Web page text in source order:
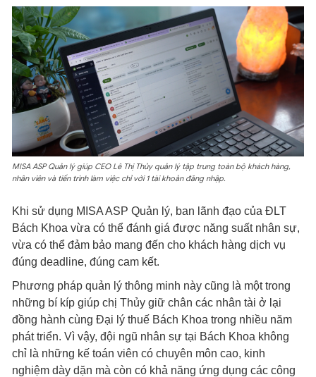
MISA ASP Quản lý giúp CEO Lê Thị Thủy quản lý tập trung toàn bộ khách hàng,
nhân viên và tiến trình làm việc chỉ với 1 tài khoản đăng nhập.
Khi sử dụng MISA ASP Quản lý, ban lãnh đạo của ĐLT
Bách Khoa vừa có thể đánh giá được năng suất nhân sự,
vừa có thể đảm bảo mang đến cho khách hàng dịch vụ
đúng deadline, đúng cam kết.
Phương pháp quản lý thông minh này cũng là một trong
những bí kíp giúp chị Thủy giữ chân các nhân tài ở lại
đồng hành cùng Đại lý thuế Bách Khoa trong nhiều năm
phát triển. Vì vậy, đội ngũ nhân sự tại Bách Khoa không
chỉ là những kế toán viên có chuyên môn cao, kinh
nghiệm dày dặn mà còn có khả năng ứng dụng các công